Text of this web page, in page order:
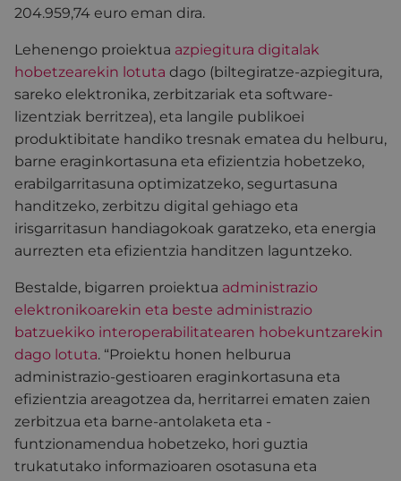
204.959,74 euro eman dira.
Lehenengo proiektua azpiegitura digitalak
hobetzearekin lotuta dago (biltegiratze-azpiegitura,
sareko elektronika, zerbitzariak eta software-
lizentziak berritzea), eta langile publikoei
produktibitate handiko tresnak ematea du helburu,
barne eraginkortasuna eta efizientzia hobetzeko,
erabilgarritasuna optimizatzeko, segurtasuna
handitzeko, zerbitzu digital gehiago eta
irisgarritasun handiagokoak garatzeko, eta energia
aurrezten eta efizientzia handitzen laguntzeko.
Bestalde, bigarren proiektua administrazio
elektronikoarekin eta beste administrazio
batzuekiko interoperabilitatearen hobekuntzarekin
dago lotuta. “Proiektu honen helburua
administrazio-gestioaren eraginkortasuna eta
efizientzia areagotzea da, herritarrei ematen zaien
zerbitzua eta barne-antolaketa eta -
funtzionamendua hobetzeko, hori guztia
trukatutako informazioaren osotasuna eta